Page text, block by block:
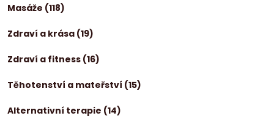
Masáže (118)
Zdraví a krása (19)
Zdraví a fitness (16)
Těhotenství a mateřství (15)
Alternativní terapie (14)